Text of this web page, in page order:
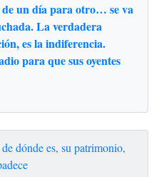
de un día para otro… se va
La verdadera
es la indiferencia.
para que sus oyentes
dónde es, su patrimonio,